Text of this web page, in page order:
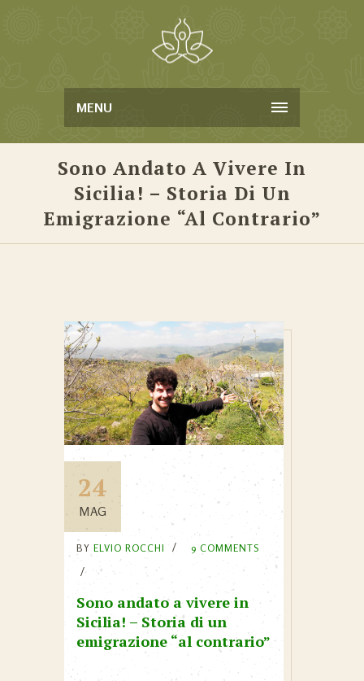
MENU
Sono Andato A Vivere In
Sicilia! – Storia Di Un
Emigrazione “al Contrario”
24
MAG
BY ELVIO ROCCHI 9 COMMENTS
Sono andato a vivere in
Sicilia! – Storia di un
emigrazione “al contrario”